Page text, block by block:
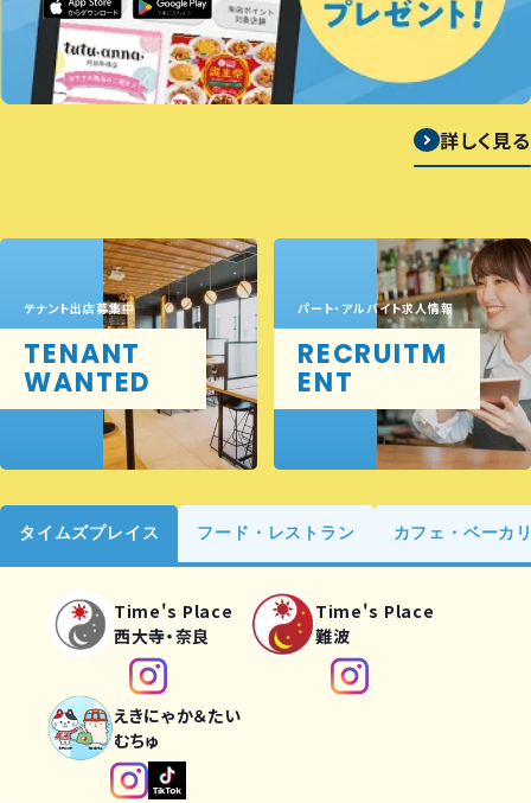
詳しく見る
テナント出店募集中
TENANT
WANTED
パート・アルバイト求人情報
RECRUITM
ENT
タイムズプレイス フード・レストラン カフェ・ベーカ
Time's Place
西大寺・奈良
Time's Place
難波
えきにゃか＆たい
むちゅ